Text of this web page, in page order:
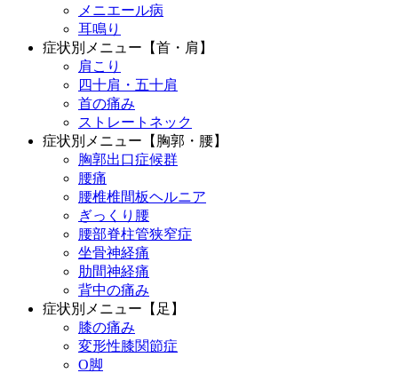
メニエール病
耳鳴り
症状別メニュー【首・肩】
肩こり
四十肩・五十肩
首の痛み
ストレートネック
症状別メニュー【胸郭・腰】
胸郭出口症候群
腰痛
腰椎椎間板ヘルニア
ぎっくり腰
腰部脊柱管狭窄症
坐骨神経痛
肋間神経痛
背中の痛み
症状別メニュー【足】
膝の痛み
変形性膝関節症
O脚